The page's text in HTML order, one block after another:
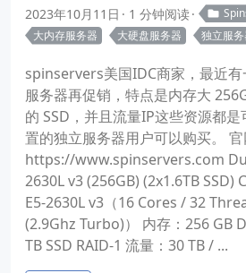
2023年10月11日 1 分钟阅读
大内存服务器
大硬盘服务器 独立服务
spinservers美国IDC商家，最近
服务器再促销，特点是内存大
的 SSD，并且流量IP这些资源都
置的独立服务器用户可以购买。 官
https://www.spinservers.com
2630L v3 (256GB) (2x1.6TB SSD)
E5-2630L v3（16 Cores / 32
(2.9Ghz Turbo)） 内存：256 GB
TB SSD RAID-1 流量：30 TB / ...